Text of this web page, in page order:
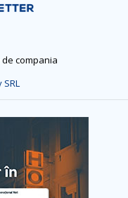
compania